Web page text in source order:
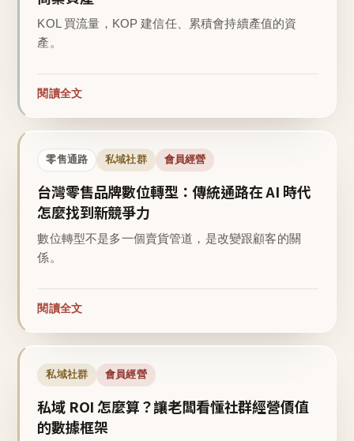
KOL 買流量，KOP 建信任、累積會持續產值的資
產。
閱讀全文
零售通路 私域社群 會員經營
台灣零售品牌數位轉型：傳統通路在 AI 時代
怎麼找到新競爭力
數位轉型不是多一個賣貨管道，是改變跟顧客的關
係。
閱讀全文
私域社群 會員經營
私域 ROI 怎麼算？讓老闆看懂社群經營價值
的數據框架